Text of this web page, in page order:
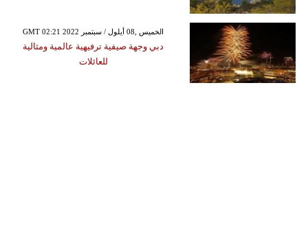
GMT 02:21 2022 الخميس ,08 أيلول / سبتمبر
دبي وجهة صيفية ترفيهية عالمية ومثالية
للعائلات